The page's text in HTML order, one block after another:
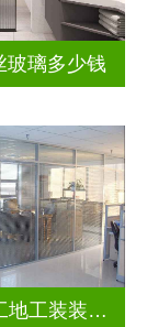
玻璃多少钱
聚晶玻璃工地工装装饰玻璃